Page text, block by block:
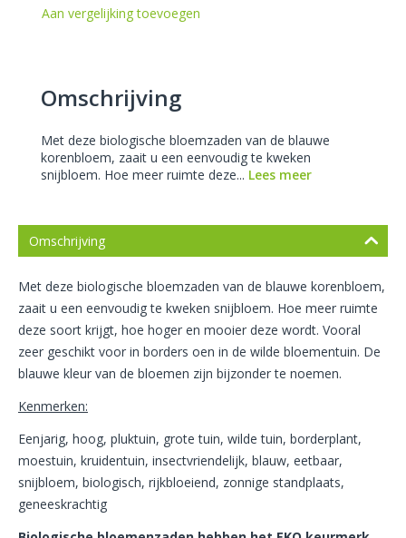
Aan vergelijking toevoegen
Omschrijving
Met deze biologische bloemzaden van de blauwe
korenbloem, zaait u een eenvoudig te kweken
snijbloem. Hoe meer ruimte deze... Lees meer
Omschrijving
Met deze biologische bloemzaden van de blauwe korenbloem,
zaait u een eenvoudig te kweken snijbloem. Hoe meer ruimte
deze soort krijgt, hoe hoger en mooier deze wordt. Vooral
zeer geschikt voor in borders oen in de wilde bloementuin. De
blauwe kleur van de bloemen zijn bijzonder te noemen.
Kenmerken:
Eenjarig, hoog, pluktuin, grote tuin, wilde tuin, borderplant,
moestuin, kruidentuin, insectvriendelijk, blauw, eetbaar,
snijbloem, biologisch, rijkbloeiend, zonnige standplaats,
geneeskrachtig